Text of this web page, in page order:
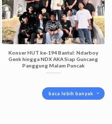
Konser HUT ke-194 Bantul: Ndarboy
Genk hingga NDX AKA Siap Guncang
Panggung Malam Puncak
baca lebih banyak